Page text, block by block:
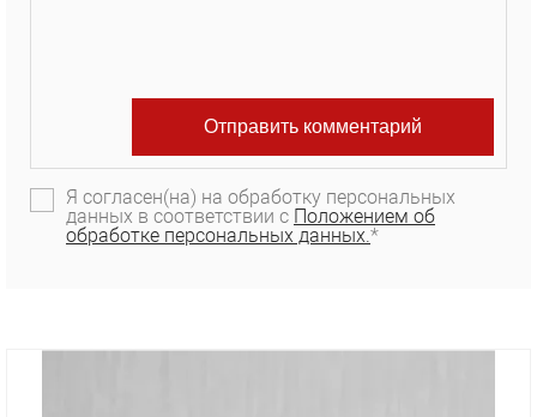
Я согласен(на) на обработку персональных
данных в соответствии с Положением об
обработке персональных данных.*